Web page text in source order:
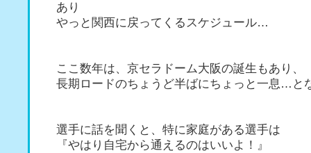
あり
やっと関西に戻ってくるスケジュール…
ここ数年は、京セラドーム大阪の誕生もあり、
長期ロードのちょうど半ばにちょっと一息…と
選手に話を聞くと、特に家庭がある選手は
『やはり自宅から通えるのはいいよ！』